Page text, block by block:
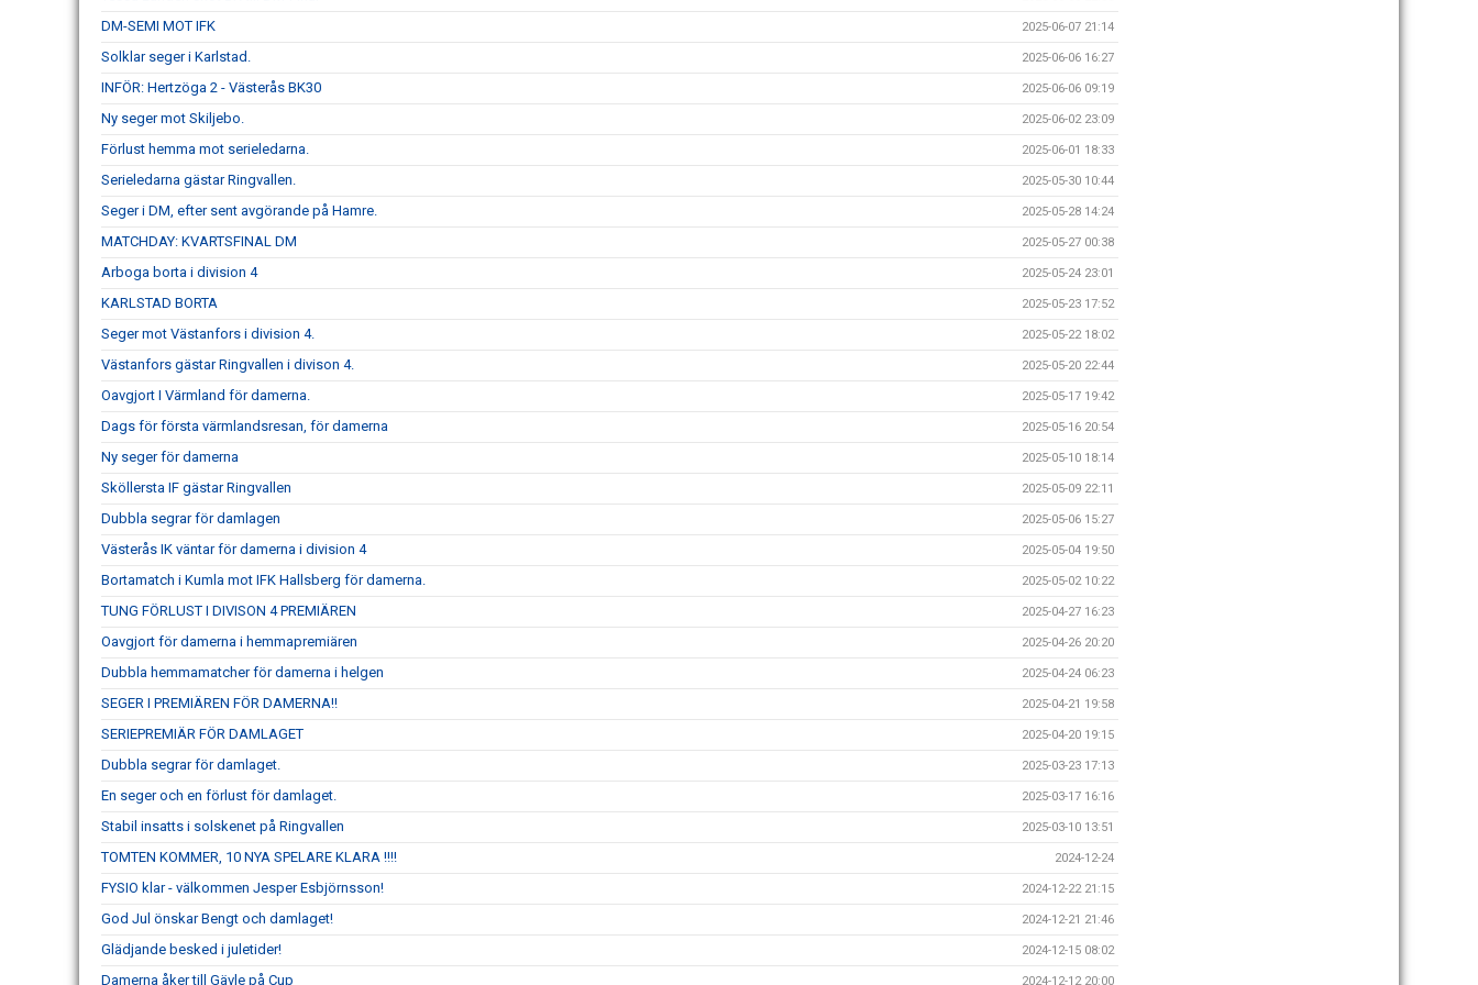
DM-SEMI MOT IFK 2025-06-07 21:14
Solklar seger i Karlstad. 2025-06-06 16:27
INFÖR: Hertzöga 2 - Västerås BK30 2025-06-06 09:19
Ny seger mot Skiljebo. 2025-06-02 23:09
Förlust hemma mot serieledarna. 2025-06-01 18:33
Serieledarna gästar Ringvallen. 2025-05-30 10:44
Seger i DM, efter sent avgörande på Hamre. 2025-05-28 14:24
MATCHDAY: KVARTSFINAL DM 2025-05-27 00:38
Arboga borta i division 4 2025-05-24 23:01
KARLSTAD BORTA 2025-05-23 17:52
Seger mot Västanfors i division 4. 2025-05-22 18:02
Västanfors gästar Ringvallen i divison 4. 2025-05-20 22:44
Oavgjort I Värmland för damerna. 2025-05-17 19:42
Dags för första värmlandsresan, för damerna 2025-05-16 20:54
Ny seger för damerna 2025-05-10 18:14
Sköllersta IF gästar Ringvallen 2025-05-09 22:11
Dubbla segrar för damlagen 2025-05-06 15:27
Västerås IK väntar för damerna i division 4 2025-05-04 19:50
Bortamatch i Kumla mot IFK Hallsberg för damerna. 2025-05-02 10:22
TUNG FÖRLUST I DIVISON 4 PREMIÄREN 2025-04-27 16:23
Oavgjort för damerna i hemmapremiären 2025-04-26 20:20
Dubbla hemmamatcher för damerna i helgen 2025-04-24 06:23
SEGER I PREMIÄREN FÖR DAMERNA!! 2025-04-21 19:58
SERIEPREMIÄR FÖR DAMLAGET 2025-04-20 19:15
Dubbla segrar för damlaget. 2025-03-23 17:13
En seger och en förlust för damlaget. 2025-03-17 16:16
Stabil insatts i solskenet på Ringvallen 2025-03-10 13:51
TOMTEN KOMMER, 10 NYA SPELARE KLARA !!!! 2024-12-24
FYSIO klar - välkommen Jesper Esbjörnsson! 2024-12-22 21:15
God Jul önskar Bengt och damlaget! 2024-12-21 21:46
Glädjande besked i juletider! 2024-12-15 08:02
Damerna åker till Gävle på Cup 2024-12-12 20:00